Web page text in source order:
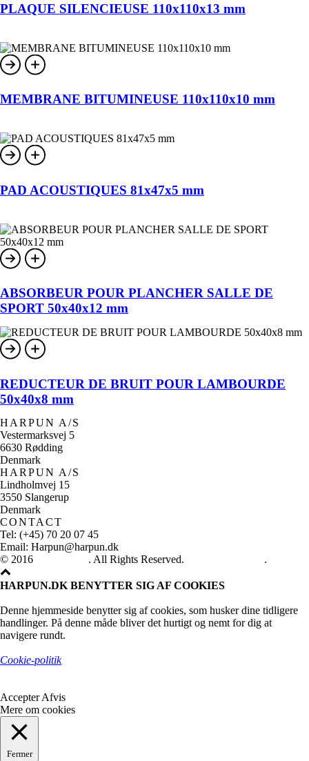
PLAQUE SILENCIEUSE 110x110x13 mm
MEMBRANE BITUMINEUSE 110x110x10 mm
PAD ACOUSTIQUES 81x47x5 mm
ABSORBEUR POUR PLANCHER SALLE DE
SPORT 50x40x12 mm
REDUCTEUR DE BRUIT POUR LAMBOURDE
50x40x8 mm
HARPUN A/S
Vestermarksvej 5
6630 Rødding
Denmark
HARPUN A/S
Lindholmvej 15
3550 Slangerup
Denmark
CONTACT
Tel: (+45) 70 20 07 45
Email: Harpun@harpun.dk
© 2016
. All Rights Reserved. .
HARPUN.DK BENYTTER SIG AF COOKIES
Denne hjemmeside benytter sig af cookies, som husker dine tidligere
handlinger. På denne måde bliver det hurtigt og nemt for dig at
navigere rundt.
Cookie-politik
Accepter Afvis
Mere om cookies
Fermer